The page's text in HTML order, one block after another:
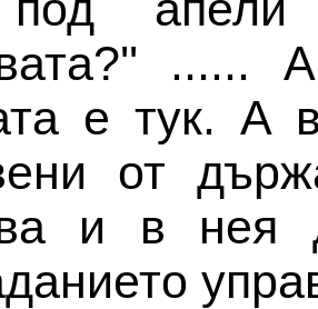
......
е тук. А
от
и в нея